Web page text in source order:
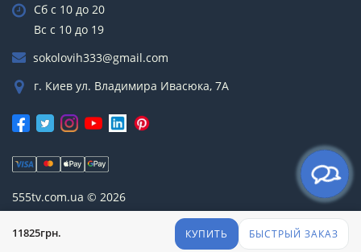
11825грн. КУПИТЬ БЫСТРЫЙ ЗАКАЗ
Сб с 10 до 20
Вс с 10 до 19
sokolovih333@gmail.com
г. Киев ул. Владимира Ивасюка, 7А
555tv.com.ua © 2026